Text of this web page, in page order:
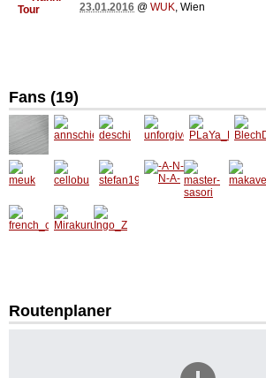
23.01.2016 @ WUK, Wien
Fans (19)
Unbeka
annschi
e87
deschi
unforgi
ven84
PLaYa_
FLY
BlechD
osenKi
nD
meuk
cellobu
stefan1
9822
Routenplaner